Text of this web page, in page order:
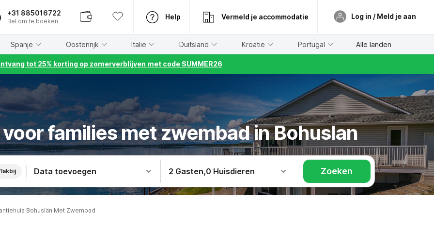
+31 885016722
Bel om te boeken
Help Vermeld je accommodatie Log in / Meld je aan
Spanje Oostenrijk Italië Duitsland Kroatië Portugal Alle landen
tot 25% korting op zomerverblijven met code SUMMER26
families met zwembad in Bohuslan
Data toevoegen 2 Gasten,0 Huisdieren Zoeken
Bohuslän Met Zwembad